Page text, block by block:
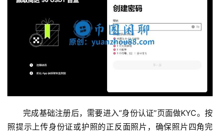
完成基础注册后，需要进入“身份认证”页面做KYC。按
照提示上传身份证或护照的正反面照片，确保照片四角完